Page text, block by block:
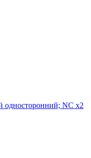
односторонний; NC x2